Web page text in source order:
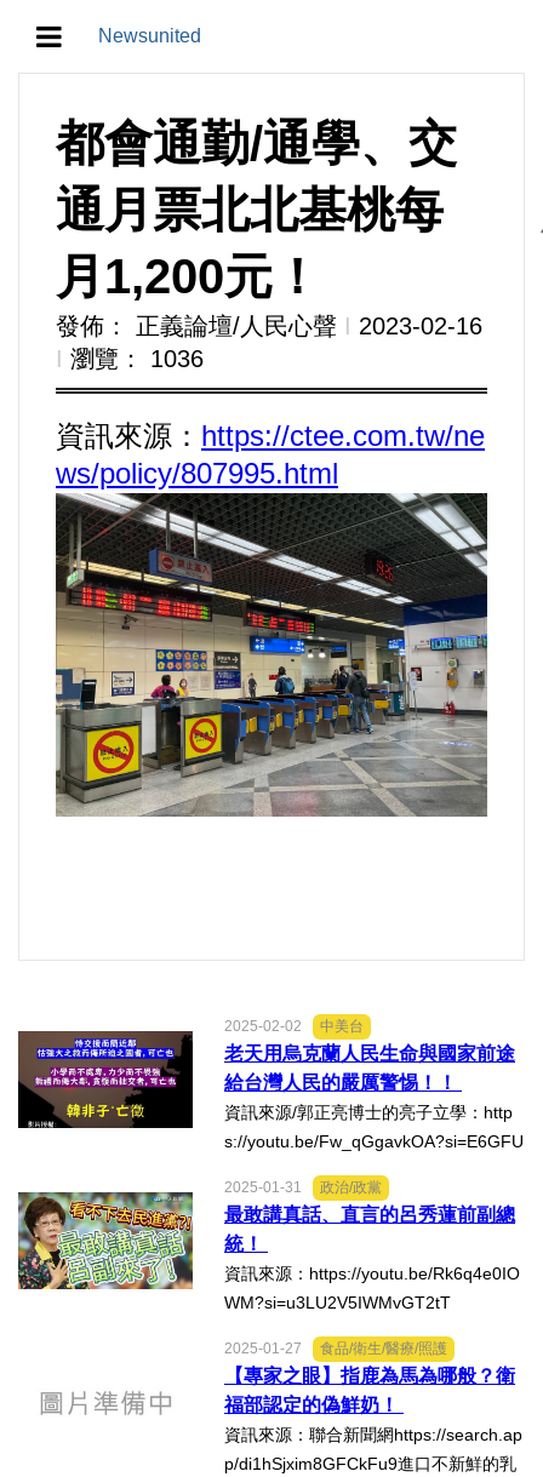
Newsunited
教育/五育/五創
人生/生存/生活
產業/經濟
政治/政黨
農業/技術/肥飼料/農藥/產銷
食品/衛生/醫療/照護
運動/體育/休閒/育樂
兩岸/大陸
寵物/動保
婦女/孩童
命理/信仰/宗教/宮廟/教會
演講/發表會/論壇/研討會
內政/社會/福利/弱勢/慈善
國際/全球
環境/資源/能源
中美台
都會通勤/通學、交
通月票北北基桃每
月1,200元！
發佈： 正義論壇/人民心聲 Ι 2023-02-16
Ι 瀏覽： 1036
資訊來源： https://ctee.com.tw/ne
ws/policy/807995.html
2025-02-02 中美台
老天用烏克蘭人民生命與國家前途
給台灣人民的嚴厲警惕！！
資訊來源/郭正亮博士的亮子立學：http
s://youtu.be/Fw_qGgavkOA?si=E6GFU
2025-01-31 政治/政黨
最敢講真話、直言的呂秀蓮前副總
統！
資訊來源：https://youtu.be/Rk6q4e0IO
WM?si=u3LU2V5IWMvGT2tT
2025-01-27 食品/衛生/醫療/照護
【專家之眼】指鹿為馬為哪般？衛
福部認定的偽鮮奶！
資訊來源：聯合新聞網https://search.ap
p/di1hSjxim8GFCkFu9進口不新鮮的乳